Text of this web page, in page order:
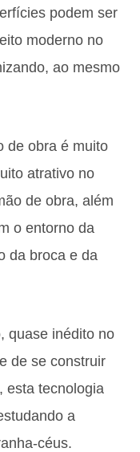
podem ser
moderno no
ao mesmo
de obra é muito
atrativo no
de obra, além
o entorno da
da broca e da
quase inédito no
de se construir
esta tecnologia
a
céus.